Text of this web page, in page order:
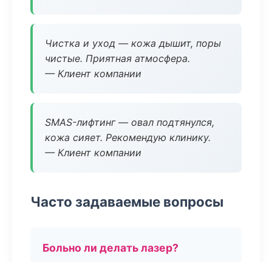
Чистка и уход — кожа дышит, поры
чистые. Приятная атмосфера.
— Клиент компании
SMAS-лифтинг — овал подтянулся,
кожа сияет. Рекомендую клинику.
— Клиент компании
Часто задаваемые вопросы
Больно ли делать лазер?